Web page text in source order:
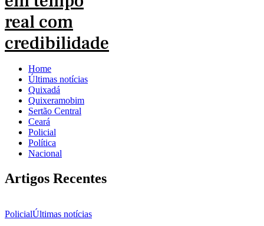
Home
Últimas notícias
Quixadá
Quixeramobim
Sertão Central
Ceará
Policial
Política
Nacional
Artigos Recentes
PolicialÚltimas notícias